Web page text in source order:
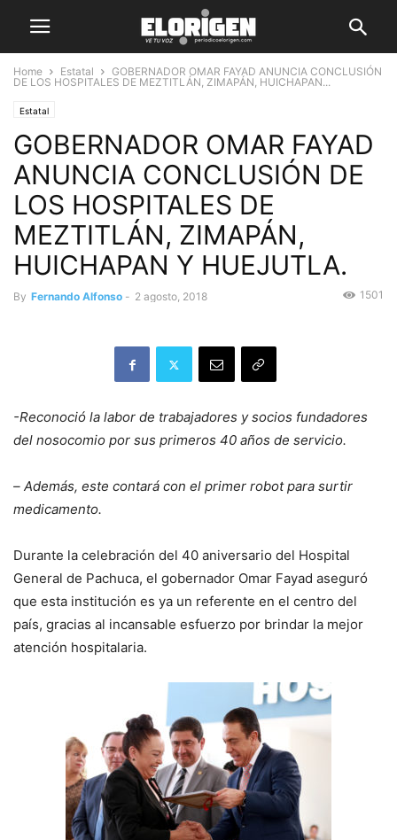
Home Estatal
GOBERNADOR OMAR FAYAD ANUNCIA CONCLUSIÓN
DE LOS HOSPITALES DE MEZTITLÁN, ZIMAPÁN, HUICHAPAN...
Estatal
GOBERNADOR OMAR FAYAD
ANUNCIA CONCLUSIÓN DE
LOS HOSPITALES DE
MEZTITLÁN, ZIMAPÁN,
HUICHAPAN Y HUEJUTLA.
By Fernando Alfonso - 2 agosto, 2018 1501
-Reconoció la labor de trabajadores y socios fundadores
del nosocomio por sus primeros 40 años de servicio.
– Además, este contará con el primer robot para surtir
medicamento.
Durante la celebración del 40 aniversario del Hospital
General de Pachuca, el gobernador Omar Fayad aseguró
que esta institución es ya un referente en el centro del
país, gracias al incansable esfuerzo por brindar la mejor
atención hospitalaria.